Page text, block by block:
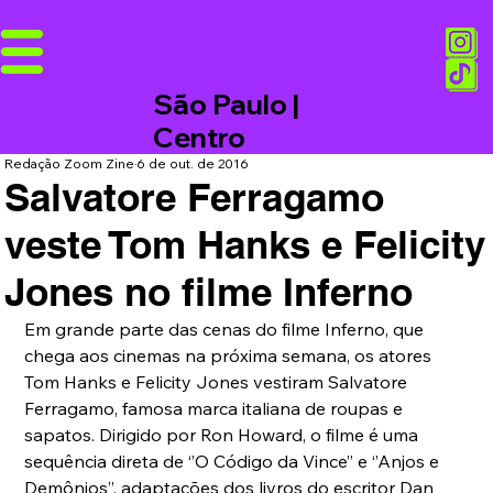
São Paulo |
Centro
Salvatore Ferragamo
veste Tom Hanks e Felicity
Jones no filme Inferno
Redação Zoom Zine6 de out. de 2016
Em grande parte das cenas do filme Inferno, que
chega aos cinemas na próxima semana, os atores
Tom Hanks e Felicity Jones vestiram Salvatore
Ferragamo, famosa marca italiana de roupas e
sapatos. Dirigido por Ron Howard, o filme é uma
sequência direta de ‘’O Código da Vince’’ e ‘’Anjos e
Demônios’’, adaptações dos livros do escritor Dan